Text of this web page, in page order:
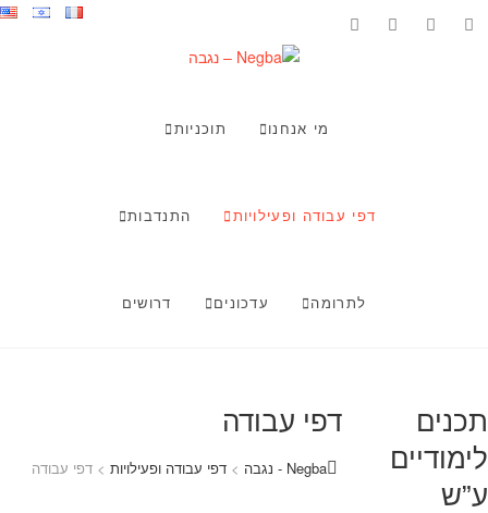
youtubeinstagram tiktok
מי אנחנו תוכניות
דפי עבודה ופעילויות התנדבות
לתרומה עדכונים דרושים
דפי עבודה
Negba - נגבה >דפי עבודה ופעילויות >דפי עבודה
תכנים
לימודיים
ע”ש